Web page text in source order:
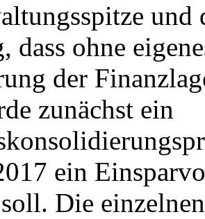
dass ohne
der
zunächst ein
ein
Die